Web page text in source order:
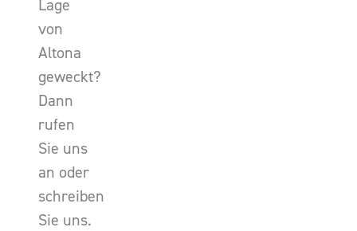
Lage
von
Altona
geweckt?
Dann
rufen
Sie uns
an oder
schreiben
Sie uns.